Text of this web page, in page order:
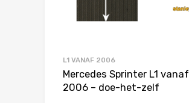
L1 VANAF 2006
Mercedes Sprinter L1 vanaf
2006 – doe-het-zelf